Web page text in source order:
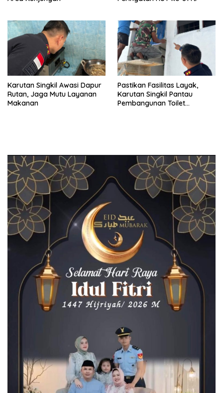
Karutan Singkil Awasi Dapur
Rutan, Jaga Mutu Layanan
Makanan
Pastikan Fasilitas Layak,
Karutan Singkil Pantau
Pembangunan Toilet